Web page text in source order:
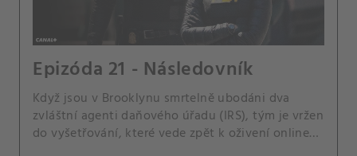
Epizóda 21 - Následovník
Když jsou v Brooklynu smrtelně ubodáni dva
zvláštní agenti daňového úřadu (IRS), tým je vržen
do vyšetřování, které vede zpět k oživení online